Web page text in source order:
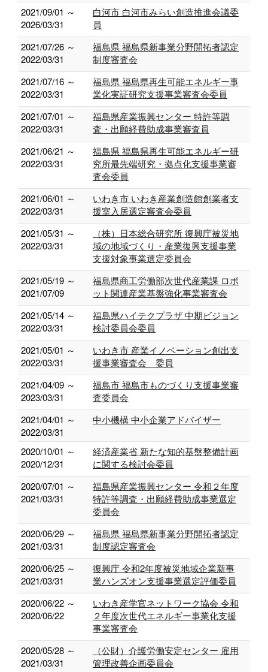
2021/09/01 ～
2026/03/31
白河市 白河市みらい創造推進会議委
員
2021/07/26 ～
2022/03/31
福島県 福島県新事業分野開拓者認定
制度審査会
2021/07/16 ～
2022/03/31
福島県 福島県再生可能エネルギー事
業化実証研究支援事業審査会委員
2021/07/01 ～
2022/03/31
福島県産業振興センター 特許等調
査・出願経費助成事業審査員
2021/06/21 ～
2022/03/31
福島県 福島県再生可能エネルギー研
究所最先端研究・拠点化支援事業審
査会委員
2021/06/01 ～
2022/03/31
いわき市 いわき産業創造館創業者支
援室入居選定審査会委員
2021/05/31 ～
2022/03/31
（株）日本総合研究所 復興庁被災地
域の地域づくり・産業復興支援事業
支援対象事業選定委員会
2021/05/19 ～
2021/07/09
福島県商工労働部次世代産業課 ロボ
ット関連産業基盤強化事業審査会
2021/05/14 ～
2022/03/31
福島県ハイテクプラザ 中期ビジョン
検討委員会委員
2021/05/01 ～
2022/03/31
いわき市 産業イノベーション創出支
援事業審査会 委員
2021/04/09 ～
2023/03/31
福島市 福島市ものづくり支援事業審
査委員会
2021/04/01 ～
2022/03/31
中小機構 中小企業アドバイザー
2020/10/01 ～
2020/12/31
経済産業省 新たな知的基盤整備計画
に関する検討会委員
2020/07/01 ～
2021/03/31
福島県産業振興センター 令和２年度
特許等調査・出願経費助成事業選定
委員会
2020/06/29 ～
2021/03/31
福島県 福島県新事業分野開拓者認定
制度認定審査会
2020/06/25 ～
2021/03/31
復興庁 令和2年度被災地域企業新事
業ハンズオン支援事業選定評価委員
2020/06/22 ～
2020/06/22
いわき産学官ネットワーク協会 令和
２年度次世代エネルギー事業化支援
事業審査会
2020/05/28 ～
2021/03/31
（公財）介護労働安定センター 雇用
管理改善企画委員会